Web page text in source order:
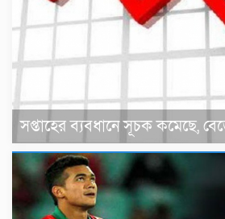
সপ্তাহের ব্যবধানে সূচক কমেছে,